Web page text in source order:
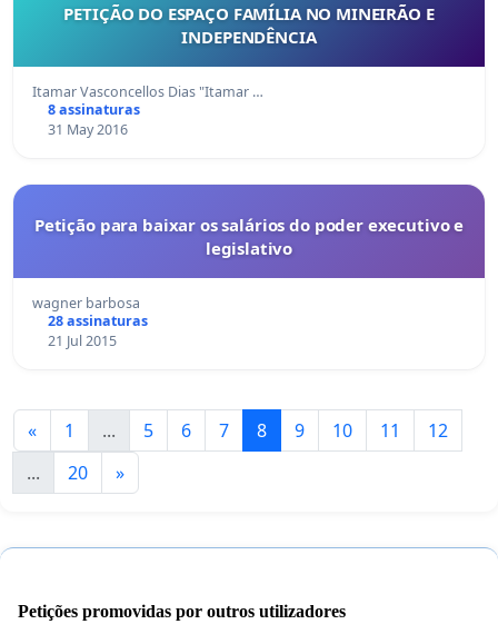
PETIÇÃO DO ESPAÇO FAMÍLIA NO MINEIRÃO E
INDEPENDÊNCIA
Itamar Vasconcellos Dias "Itamar …
8 assinaturas
31 May 2016
Petição para baixar os salários do poder executivo e
legislativo
wagner barbosa
28 assinaturas
21 Jul 2015
« 1 ... 5 6 7 8 9 10 11
12
...
20 »
Petições promovidas por outros utilizadores